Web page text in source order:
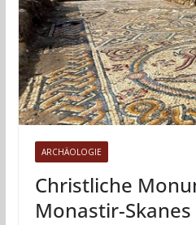
ARCHÄOLOGIE
Christliche
Monastir-